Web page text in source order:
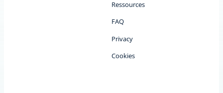
Ressources
FAQ
Privacy
Cookies